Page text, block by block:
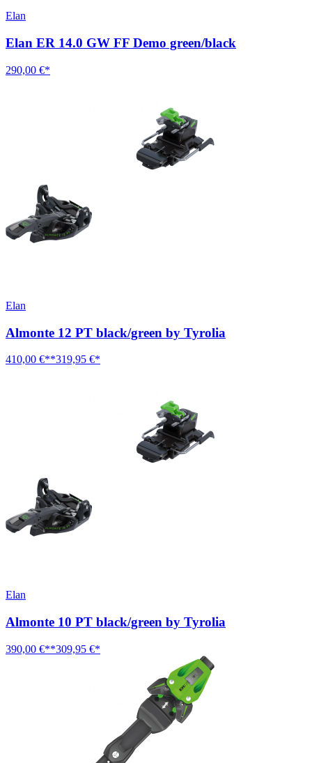
Elan
Elan ER 14.0 GW FF Demo green/black
290,00 €*
Elan
Almonte 12 PT black/green by Tyrolia
410,00 €**319,95 €*
Elan
Almonte 10 PT black/green by Tyrolia
390,00 €**309,95 €*